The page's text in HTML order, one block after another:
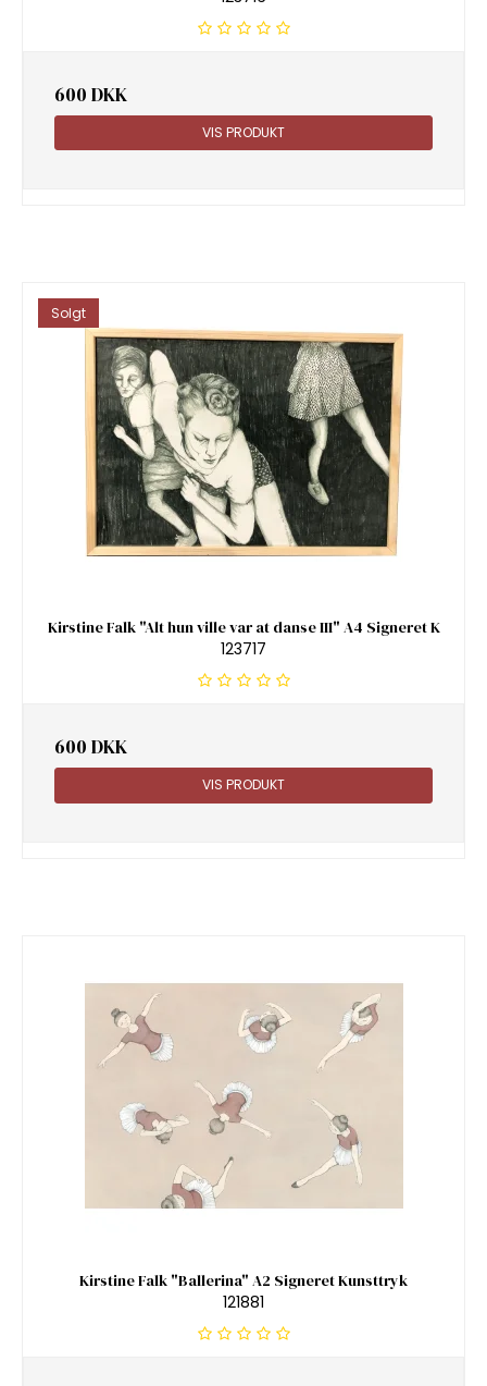
600 DKK
VIS PRODUKT
Solgt
Kirstine Falk "Alt hun ville var at danse III" A4 Signeret K
123717
600 DKK
VIS PRODUKT
Kirstine Falk "Ballerina" A2 Signeret Kunsttryk
121881